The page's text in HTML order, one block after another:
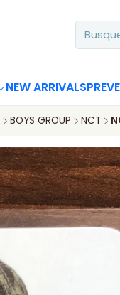
NEW ARRIVALS
BOYS GROUP NCT